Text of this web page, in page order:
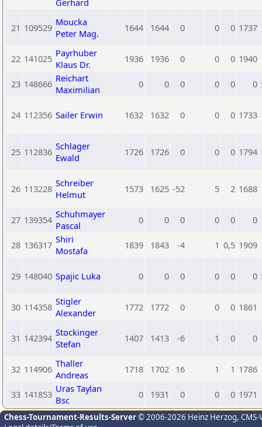
Gerhard
21 109529 Moucka
Peter Mag.
1644 1644 0 0 0 1737
22 141025 Payrhuber
Klaus Dr.
1936 1936 0 0 0 1940
23 148666 Reichart
Maximilian
0 0 0 0 0 0
24 112356 Sailer Erwin 1632 1632 0 0 0 1733
25 112836 Schlager
Ewald
1726 1726 0 0 0 1794
26 113228 Schreiber
Helmut
1573 1625 -52 5 2 1688
27 139354 Schuhmayer
Pascal
0 0 0 0 0 0
28 136317 Shiri
Mostafa
1839 1843 -4 1 0,5 1909
29 148040 Spajic Luka 0 0 0 0 0 0
30 114358 Stigler
Alexander
1772 1772 0 0 0 1861
31 142394 Stockinger
Stefan
1407 1413 -6 1 0 0
32 114906 Thaller
Andreas
1718 1702 16 1 1 1786
33 141853 Uras Taylan
Bsc
0 1931 0 0 0 1971
Chess-Tournament-Results-Server© 2006-2026 Heinz Herzog,